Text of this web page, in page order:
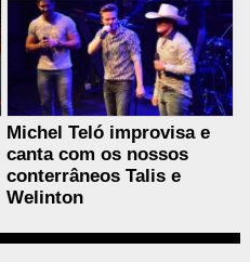
Michel Teló improvisa e
canta com os nossos
conterrâneos Talis e
Welinton